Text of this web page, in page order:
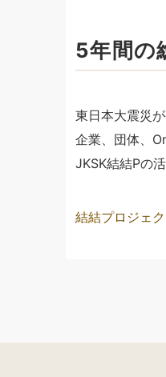
5年間の
東日本大震災
企業、団体、
JKSK結結Pの
結結プロジェ